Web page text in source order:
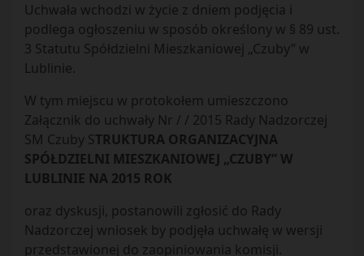
Uchwała wchodzi w życie z dniem podjęcia i
podlega ogłoszeniu w sposób określony w § 89 ust.
3 Statutu Spółdzielni Mieszkaniowej „Czuby” w
Lublinie.
W tym miejscu w protokołem umieszczono
Załącznik do uchwały Nr / / 2015 Rady Nadzorczej
SM Czuby STRUKTURA ORGANIZACYJNA
SPÓŁDZIELNI MIESZKANIOWEJ „CZUBY” W
LUBLINIE NA 2015 ROK
oraz dyskusji, postanowili zgłosić do Rady
Nadzorczej wniosek by podjęła uchwałę w wersji
przedstawionej do zaopiniowania komisji.